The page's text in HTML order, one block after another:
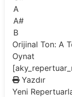
A
A#
B
Orijinal Ton: A
Oynat
Yazdır
Yeni